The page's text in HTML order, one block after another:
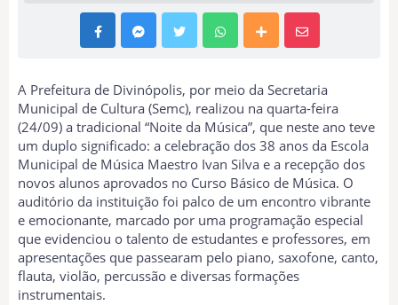
A Prefeitura de Divinópolis, por meio da Secretaria
Municipal de Cultura (Semc), realizou na quarta-feira
(24/09) a tradicional “Noite da Música”, que neste ano teve
um duplo significado: a celebração dos 38 anos da Escola
Municipal de Música Maestro Ivan Silva e a recepção dos
novos alunos aprovados no Curso Básico de Música. O
auditório da instituição foi palco de um encontro vibrante
e emocionante, marcado por uma programação especial
que evidenciou o talento de estudantes e professores, em
apresentações que passearam pelo piano, saxofone, canto,
flauta, violão, percussão e diversas formações
instrumentais.